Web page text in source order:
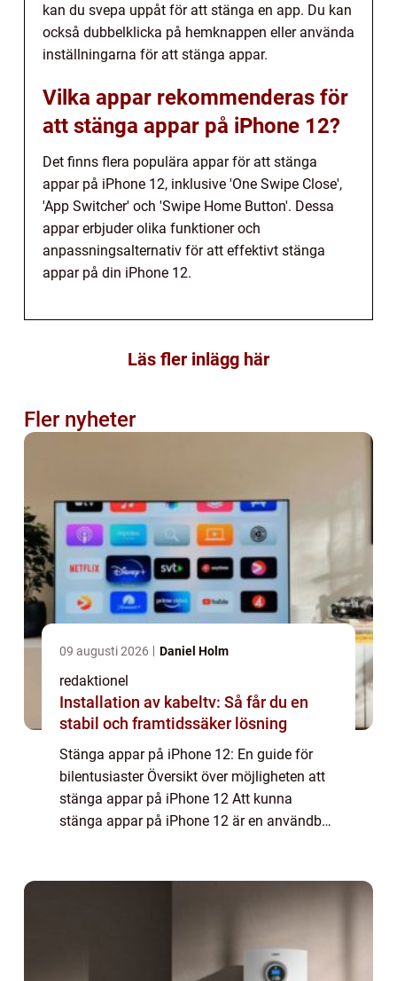
kan du svepa uppåt för att stänga en app. Du kan
också dubbelklicka på hemknappen eller använda
inställningarna för att stänga appar.
Vilka appar rekommenderas för
att stänga appar på iPhone 12?
Det finns flera populära appar för att stänga
appar på iPhone 12, inklusive 'One Swipe Close',
'App Switcher' och 'Swipe Home Button'. Dessa
appar erbjuder olika funktioner och
anpassningsalternativ för att effektivt stänga
appar på din iPhone 12.
Läs fler inlägg här
Fler nyheter
09 augusti 2026 Daniel Holm
redaktionel
Installation av kabeltv: Så får du en
stabil och framtidssäker lösning
Stänga appar på iPhone 12: En guide för
bilentusiaster Översikt över möjligheten att
stänga appar på iPhone 12 Att kunna
stänga appar på iPhone 12 är en användbar